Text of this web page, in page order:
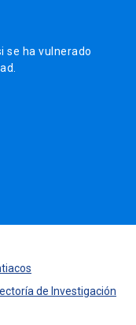
se ha vulnerado
de Investigación